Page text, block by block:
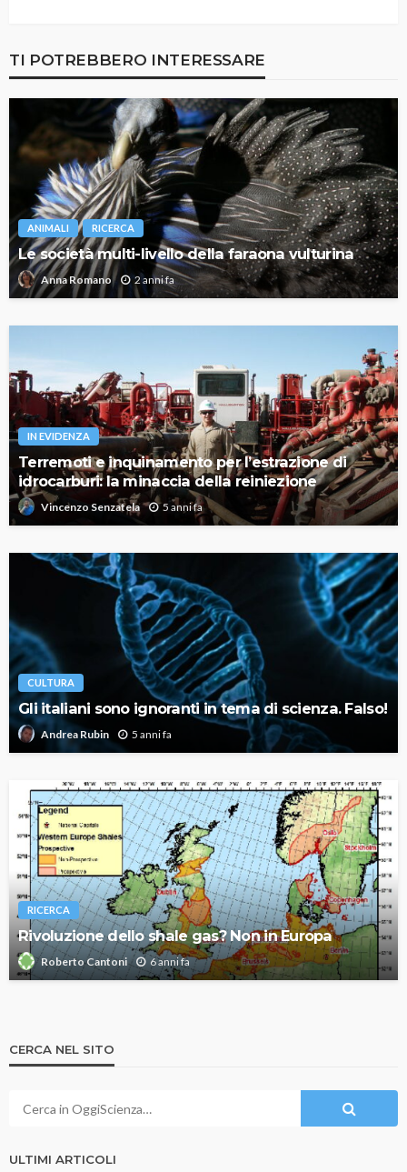
TI POTREBBERO INTERESSARE
ANIMALI RICERCA
Le società multi-livello della faraona vulturina
Anna Romano 2 anni fa
IN EVIDENZA
Terremoti e inquinamento per l’estrazione di
idrocarburi: la minaccia della reiniezione
Vincenzo Senzatela 5 anni fa
CULTURA
Gli italiani sono ignoranti in tema di scienza. Falso!
Andrea Rubin 5 anni fa
RICERCA
Rivoluzione dello shale gas? Non in Europa
Roberto Cantoni 6 anni fa
CERCA NEL SITO
ULTIMI ARTICOLI